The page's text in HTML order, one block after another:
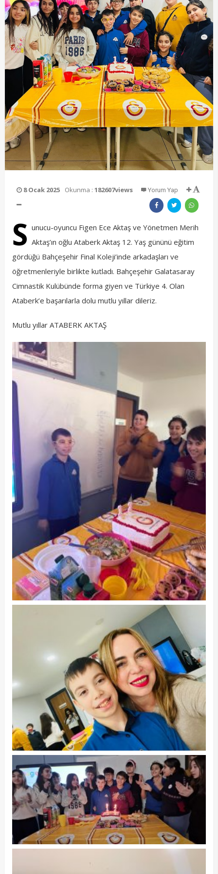
8 Ocak 2025 Okunma :182607views Yorum Yap
S unucu-oyuncu Figen Ece Aktaş ve Yönetmen Merih
Aktaş’ın oğlu Ataberk Aktaş 12. Yaş gününü eğitim
gördüğü Bahçeşehir Final Koleji’inde arkadaşları ve
öğretmenleriyle birlikte kutladı. Bahçeşehir Galatasaray
Cimnastik Kulübünde forma giyen ve Türkiye 4. Olan
Ataberk’e başarılarla dolu mutlu yıllar dileriz.
Mutlu yıllar ATABERK AKTAŞ